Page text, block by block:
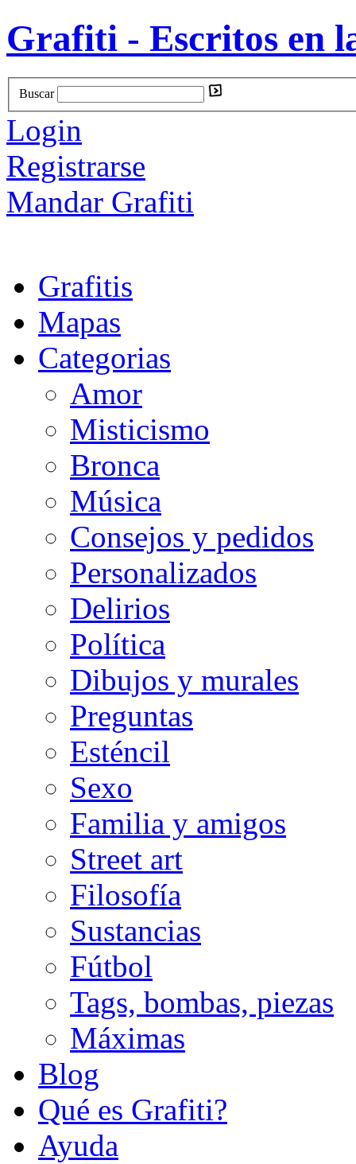
Grafiti - Escritos en
Buscar
Login
Registrarse
Mandar Grafiti
Grafitis
Mapas
Categorias
Amor
Misticismo
Bronca
Música
Consejos y pedidos
Personalizados
Delirios
Política
Dibujos y murales
Preguntas
Esténcil
Sexo
Familia y amigos
Street art
Filosofía
Sustancias
Fútbol
Tags, bombas, piezas
Máximas
Blog
Qué es Grafiti?
Ayuda